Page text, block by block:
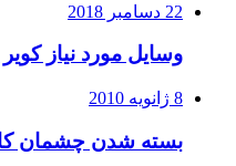
22 دسامبر 2018
وسایل مورد نیاز
8 ژانویه 2010
بسته شدن چشمان